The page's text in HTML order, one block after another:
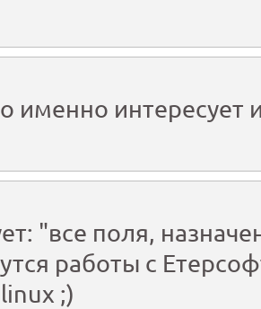
именно интересует
"все поля,
работы с
;)